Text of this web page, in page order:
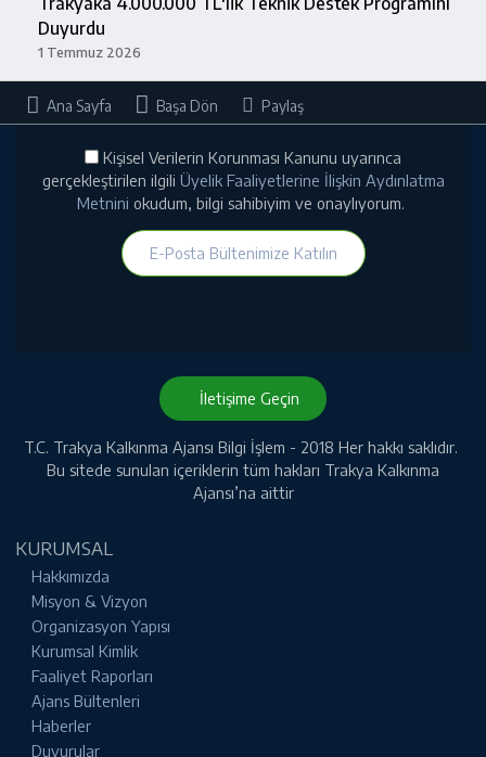
Duyurdu
1 Temmuz 2026
Ana Sayfa Başa Dön Paylaş
Kişisel Verilerin Korunması Kanunu uyarınca
gerçekleştirilen ilgili Üyelik Faaliyetlerine İlişkin Aydınlatma
Metnini okudum, bilgi sahibiyim ve onaylıyorum.
E-Posta Bültenimize Katılın
İletişime Geçin
T.C. Trakya Kalkınma Ajansı Bilgi İşlem - 2018 Her hakkı saklıdır.
Bu sitede sunulan içeriklerin tüm hakları Trakya Kalkınma
Ajansı’na aittir
KURUMSAL
Hakkımızda
Misyon & Vizyon
Organizasyon Yapısı
Kurumsal Kimlik
Faaliyet Raporları
Ajans Bültenleri
Haberler
Duyurular